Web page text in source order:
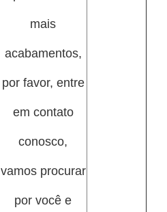
mais
acabamentos,
por favor, entre
em contato
conosco,
vamos procurar
por você e